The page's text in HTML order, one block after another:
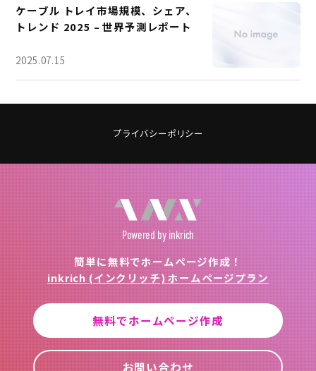
ケーブル トレイ市場規模、シェア、
トレンド 2025 – 世界予測レポート
2025.07.15
プライバシーポリシー
Powered by inkrich
簡単に無料でホームページ作成！
inkrich (インクリッチ) ホームページプラン
無料でホームページ作成
お問い合わせ